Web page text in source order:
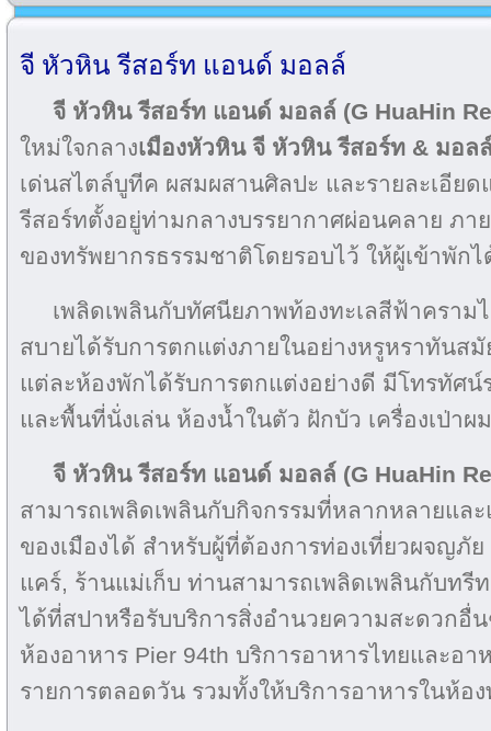
จี หัวหิน รีสอร์ท แอนด์ มอลล์
จี หัวหิน รีสอร์ท แอนด์ มอลล์ (G HuaHin
ใหม่ใจกลางเมืองหัวหิน จี หัวหิน รีสอร์ท & มอล
เด่นสไตล์บูทีค ผสมผสานศิลปะ และรายละเอีย
รีสอร์ทตั้งอยู่ท่ามกลางบรรยากาศผ่อนคลาย ภา
ของทรัพยากรธรรมชาติโดยรอบไว้ ให้ผู้เข้าพัก
เพลิดเพลินกับทัศนียภาพท้องทะเลสีฟ้าคราม
สบายได้รับการตกแต่งภายในอย่างหรูหราทันส
แต่ละห้องพักได้รับการตกแต่งอย่างดี มีโทรทัศ
และพื้นที่นั่งเล่น ห้องน้ำในตัว ฝักบัว เครื่องเป่าผ
จี หัวหิน รีสอร์ท แอนด์ มอลล์ (G HuaHin
สามารถเพลิดเพลินกับกิจกรรมที่หลากหลายแล
ของเมืองได้ สำหรับผู้ที่ต้องการท่องเที่ยวผจญภั
แคร์, ร้านแม่เก็บ ท่านสามารถเพลิดเพลินกับทรี
ได้ที่สปาหรือรับบริการสิ่งอำนวยความสะดวกอื่
ห้องอาหาร Pier 94th บริการอาหารไทยและอา
รายการตลอดวัน รวมทั้งให้บริการอาหารในห้อ